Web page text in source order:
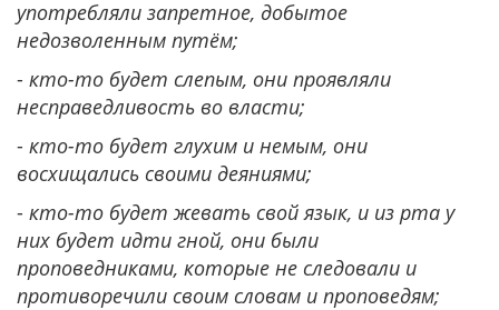
употребляли запретное, добытое
недозволенным путём;
- кто-то будет слепым, они проявляли
несправедливость во власти;
- кто-то будет глухим и немым, они
восхищались своими деяниями;
- кто-то будет жевать свой язык, и из рта у
них будет идти гной, они были
проповедниками, которые не следовали и
противоречили своим словам и проповедям;